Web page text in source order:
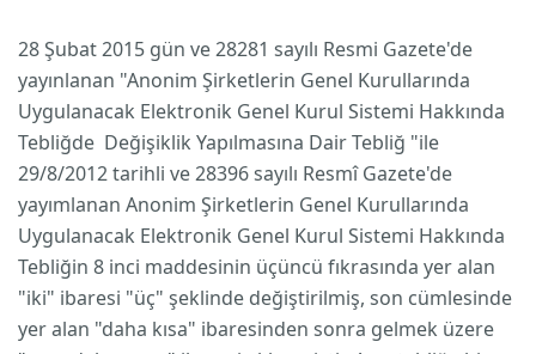
28 Şubat 2015 gün ve 28281 sayılı Resmi Gazete'de
yayınlanan "Anonim Şirketlerin Genel Kurullarında
Uygulanacak Elektronik Genel Kurul Sistemi Hakkında
Tebliğde Değişiklik Yapılmasına Dair Tebliğ "ile
29/8/2012 tarihli ve 28396 sayılı Resmî Gazete'de
yayımlanan Anonim Şirketlerin Genel Kurullarında
Uygulanacak Elektronik Genel Kurul Sistemi Hakkında
Tebliğin 8 inci maddesinin üçüncü fıkrasında yer alan
"iki" ibaresi "üç" şeklinde değiştirilmiş, son cümlesinde
yer alan "daha kısa" ibaresinden sonra gelmek üzere